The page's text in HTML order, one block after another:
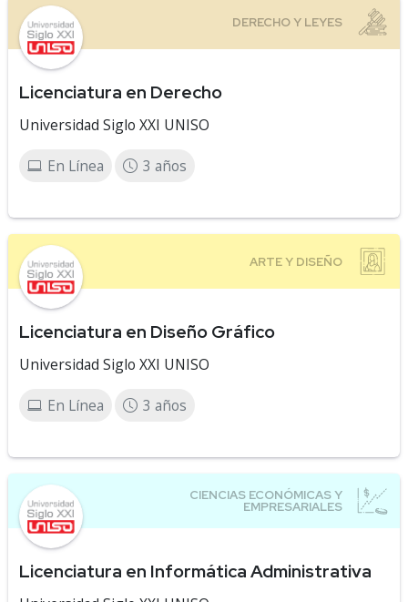
Licenciatura en Derecho
Universidad Siglo XXI UNISO
En Línea 3 años
Licenciatura en Diseño Gráfico
Universidad Siglo XXI UNISO
En Línea 3 años
Licenciatura en Informática Administrativa